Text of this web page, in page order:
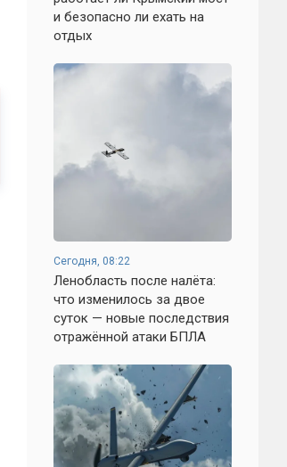
и безопасно ли ехать на
отдых
Сегодня, 08:22
Ленобласть после налёта:
что изменилось за двое
суток — новые последствия
отражённой атаки БПЛА